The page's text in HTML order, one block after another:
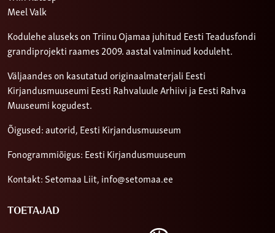
Meel Valk
Kodulehe aluseks on Triinu Ojamaa juhitud Eesti Teadusfondi
grandiprojekti raames 2009. aastal valminud koduleht.
Väljaandes on kasutatud originaalmaterjali Eesti
Kirjandusmuuseumi Eesti Rahvaluule Arhiivi ja Eesti Rahva
Muuseumi kogudest.
Õigused: autorid, Eesti Kirjandusmuuseum
Fonogrammiõigus: Eesti Kirjandusmuuseum
Kontakt: Setomaa Liit, info@setomaa.ee
TOETAJAD